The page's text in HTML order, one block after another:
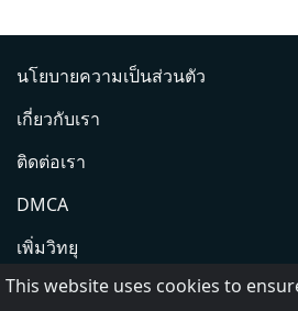
นโยบายความเป็นส่วนตัว
เกี่ยวกับเรา
ติดต่อเรา
DMCA
เพิ่มวิทยุ
ช่วย